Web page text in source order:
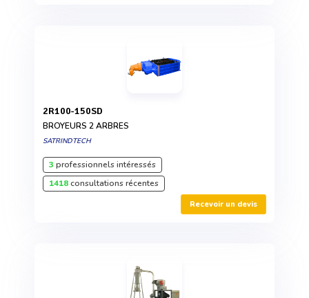
2R100-150SD
BROYEURS 2 ARBRES
SATRINDTECH
3 professionnels intéressés
1418consultations récentes
Recevoir un devis